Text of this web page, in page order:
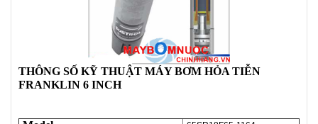
THÔNG SỐ KỸ THUẬT MÁY BƠM HỎA TIỄN
FRANKLIN 6 INCH